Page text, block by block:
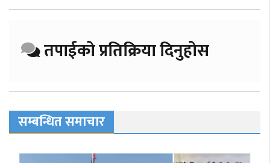
तपाईको प्रतिक्रिया दिनुहोस
सम्बन्धित समाचार